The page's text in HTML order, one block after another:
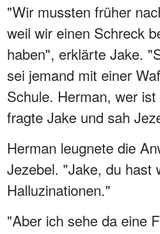
"Wir mussten früher
weil wir einen Schreck
haben", erklärte Jake.
sei jemand mit einer
Schule. Herman, wer
fragte Jake und sah
Herman leugnete die
Jezebel. "Jake, du hast
Halluzinationen."
"Aber ich sehe da eine